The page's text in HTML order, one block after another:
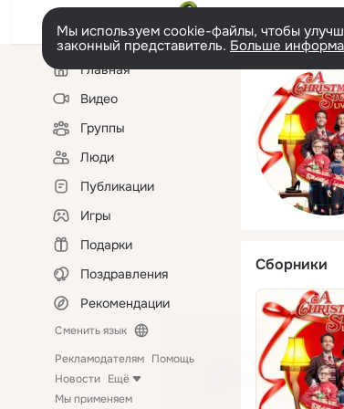
Мы используем cookie-файлы, чтобы
законный представитель. Больше
Левая
колонкаГлавная
Видео
Группы
Люди
Публикации
Игры
Подарки
Поздравления
Рекомендации
Сменить язык
Рекламодателям Помощь
Новости Ещё
Мы применяем
Сборники